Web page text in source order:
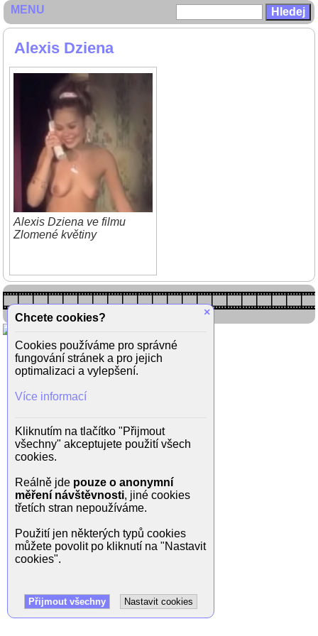
Alexis Dziena
Alexis Dziena ve filmu
Zlomené květiny
MENU
×
Chcete cookies?
Cookies používáme pro správné
fungování stránek a pro jejich
optimalizaci a vylepšení.
Více informací
Kliknutím na tlačítko "Přijmout
všechny" akceptujete použití všech
cookies.
Reálně jde pouze o anonymní
měření návštěvnosti, jiné cookies
třetích stran nepoužíváme.
Použití jen některých typů cookies
můžete povolit po kliknutí na "Nastavit
cookies".
Přijmout všechny Nastavit cookies